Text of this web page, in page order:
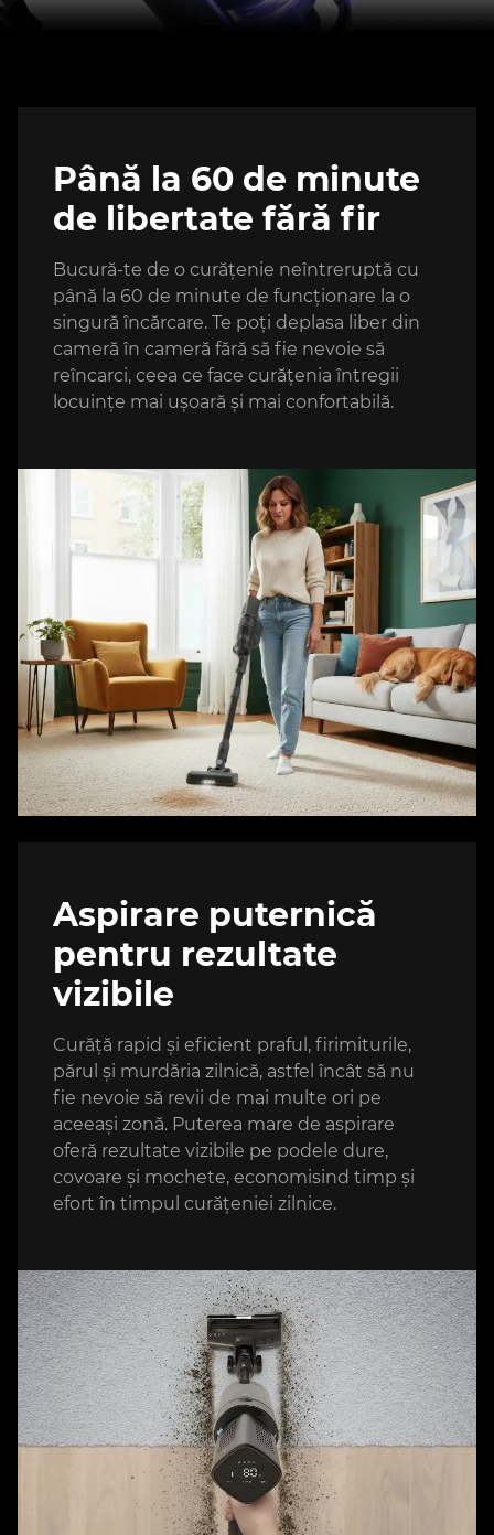
Până la 60 de minute
de libertate fără fir
Bucură-te de o curățenie neîntreruptă cu
până la 60 de minute de funcționare la o
singură încărcare. Te poți deplasa liber din
cameră în cameră fără să fie nevoie să
reîncarci, ceea ce face curățenia întregii
locuințe mai ușoară și mai confortabilă.
Aspirare puternică
pentru rezultate
vizibile
Curăță rapid și eficient praful, firimiturile,
părul și murdăria zilnică, astfel încât să nu
fie nevoie să revii de mai multe ori pe
aceeași zonă. Puterea mare de aspirare
oferă rezultate vizibile pe podele dure,
covoare și mochete, economisind timp și
efort în timpul curățeniei zilnice.